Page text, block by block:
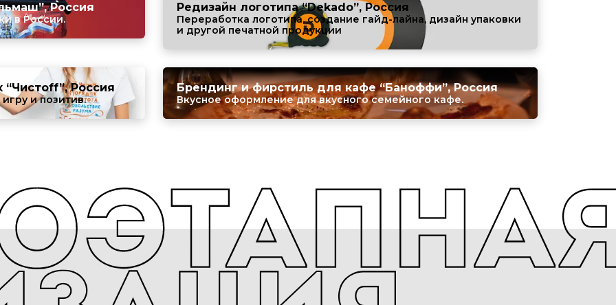
Россия
в России.
Редизайн логотипа “Dekado”, Россия
Переработка логотипа, создание гайд-лайна, дизайн упаковки
и другой печатной продукции
Россия
и позитив.
Брендинг и фирстиль для кафе “Баноффи”, Россия
Вкусное оформление для вкусного семейного кафе.